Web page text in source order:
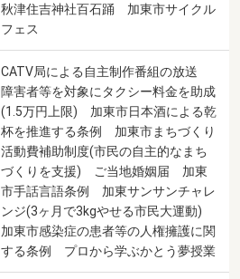
秋津住吉神社百石踊 加東市サイクル
フェス
CATV局による自主制作番組の放送
障害者等を対象にタクシー料金を助成
(1.5万円上限) 加東市日本酒による乾
杯を推進する条例 加東市まちづくり
活動費補助制度(市民の自主的なまち
づくりを支援) ご当地婚姻届 加東
市手話言語条例 加東サンサンチャレ
ンジ(3ヶ月で3kgやせる市民大運動)
加東市感染症の患者等の人権擁護に関
する条例 プロから学ぶかとう夢授業